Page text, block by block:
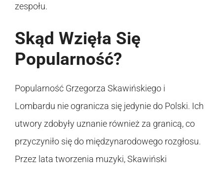
zespołu.
Skąd Wzięła Się
Popularność?
Popularność Grzegorza Skawińskiego i
Lombardu nie ogranicza się jedynie do Polski. Ich
utwory zdobyły uznanie również za granicą, co
przyczyniło się do międzynarodowego rozgłosu.
Przez lata tworzenia muzyki, Skawiński